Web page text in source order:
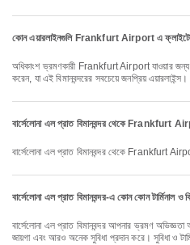
কোন এয়ারলাইনগুলি Frankfurt Airport এ
অধিকাংশ ভ্রমণকারী Frankfurt Airport যাওয়ার জন্য
করেন, যা এই বিমানবন্দরের সবচেয়ে জনপ্রিয় এয়ারলাইন্স।
বার্সেলোনা এল প্রাত বিমানবন্দর থেকে Frankfurt
বার্সেলোনা এল প্রাত বিমানবন্দর থেকে Frankfurt
বার্সেলোনা এল প্রাত বিমানবন্দর-এ কোন কোন টার্মিনাল ও
বার্সেলোনা এল প্রাত বিমানবন্দর আপনার ভ্রমণ অভিজ্ঞতা আরও ভালো করতে গাড়ি ভাড়া, নার্সারি রুম, অপেক্ষার
জায়গা এবং আরও অনেক সুবিধা প্রদান করে। সুবিধা ও